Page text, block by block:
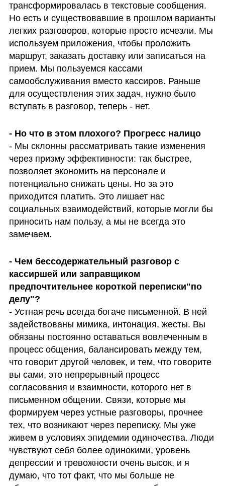
трансформировалась в текстовые сообщения.
Но есть и существовавшие в прошлом варианты
легких разговоров, которые просто исчезли. Мы
используем приложения, чтобы проложить
маршрут, заказать доставку или записаться на
прием. Мы пользуемся кассами
самообслуживания вместо кассиров. Раньше
для осуществления этих задач, нужно было
вступать в разговор, теперь - нет.
- Но что в этом плохого? Прогресс налицо
- Мы склонны рассматривать такие изменения
через призму эффективности: так быстрее,
позволяет экономить на персонале и
потенциально снижать цены. Но за это
приходится платить. Это лишает нас
социальных взаимодействий, которые могли бы
приносить нам пользу, а мы не всегда это
замечаем.
- Чем бессодержательный разговор с
кассиршей или заправщиком
предпочтительнее короткой переписки"по
- Устная речь всегда богаче письменной. В ней
задействованы мимика, интонация, жесты. Вы
обязаны постоянно оставаться вовлеченным в
процесс общения, балансировать между тем,
что говорит другой человек, и тем, что говорите
вы сами, это непрерывный процесс
согласования и взаимности, которого нет в
письменном общении. Связи, которые мы
формируем через устные разговоры, прочнее
тех, что возникают через переписку. Мы уже
живем в условиях эпидемии одиночества. Люди
чувствуют себя более одинокими, уровень
депрессии и тревожности очень высок, и я
думаю, что тот факт, что мы больше не